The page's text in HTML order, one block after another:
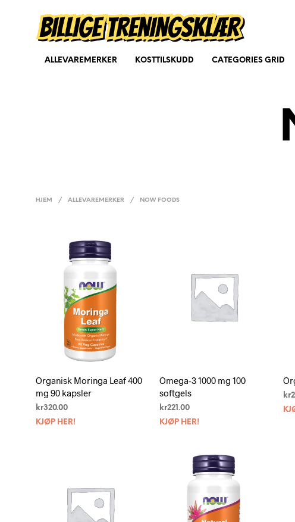
ALLEVAREMERKER KOSTTILSKUDD CATEGORIES GRID
HJEM / ALLEVAREMERKER / NOW FOODS
Organisk Moringa Leaf 400
mg 90 kapsler
kr320.00
KJØP HER!
Omega-3 1000 mg 100
softgels
kr221.00
KJØP HER!
kr